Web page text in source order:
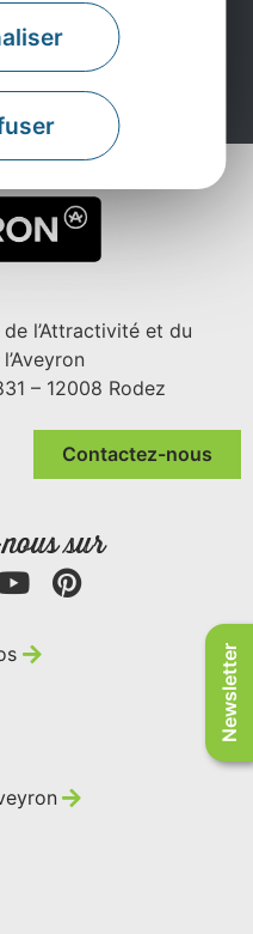
ici
l’Attractivité et du
– 12008 Rodez
Contactez-nous
sur
Newsletter